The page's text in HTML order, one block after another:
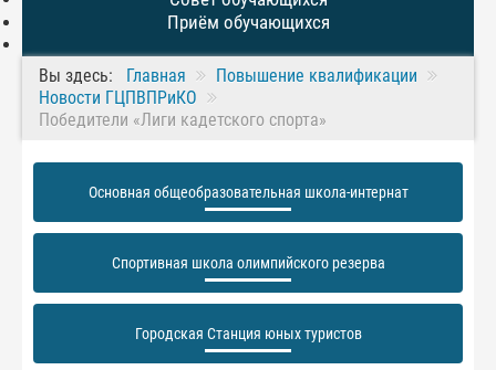
Приём обучающихся
Вы здесь: Главная
Повышение квалификации
Новости ГЦПВПРиКО
Победители «Лиги кадетского спорта»
Основная общеобразовательная школа-интернат
Спортивная школа олимпийского резерва
Городская Станция юных туристов